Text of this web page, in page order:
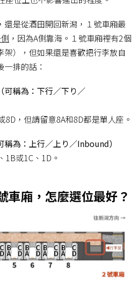
還是從酒田開回新潟，１號車廂最
，因為A側靠海。１號車廂裡有2個
架），但如果還是喜歡把行李放自
排的話：
可稱為：下行／下り／
8D，但請留意8A和8D都是單人座。
為：上行／上り／Inbound）
1B或1C、1D。
車廂，怎麼選位最好？